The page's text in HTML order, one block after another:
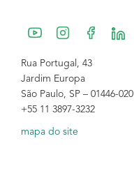
Rua Portugal, 43
Jardim Europa
São Paulo, SP – 01446-020
+55 11 3897-3232
mapa do site